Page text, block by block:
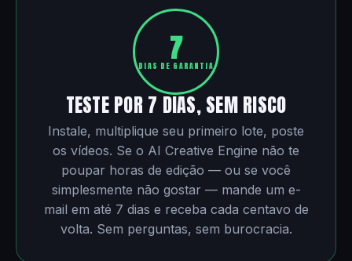
7
DIAS DE GARANTIA
TESTE POR 7 DIAS, SEM RISCO
Instale, multiplique seu primeiro lote, poste
os vídeos. Se o AI Creative Engine não te
poupar horas de edição — ou se você
simplesmente não gostar — mande um e-
mail em até 7 dias e receba cada centavo de
volta. Sem perguntas, sem burocracia.